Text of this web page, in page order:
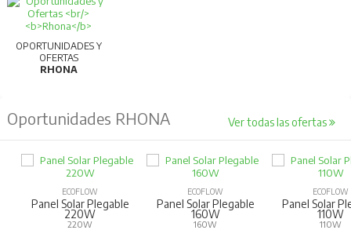
OPORTUNIDADES Y
OFERTAS
RHONA
Oportunidades RHONA Ver todas las ofertas
ECOFLOW
Panel Solar Plegable
220W
220W
ECOFLOW
Panel Solar Plegable
160W
160W
ECOFLOW
Panel Solar
110W
110W